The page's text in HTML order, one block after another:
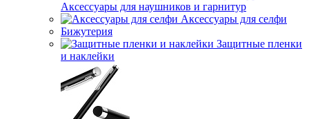
Аксессуары для наушников и гарнитур
Аксессуары для селфи
Бижутерия
Защитные пленки
и наклейки